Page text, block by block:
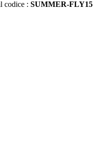
codice : SUMMER-FLY15